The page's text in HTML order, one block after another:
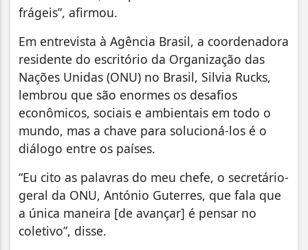
frágeis”, afirmou.
Em entrevista à Agência Brasil, a coordenadora
residente do escritório da Organização das
Nações Unidas (ONU) no Brasil, Silvia Rucks,
lembrou que são enormes os desafios
econômicos, sociais e ambientais em todo o
mundo, mas a chave para solucioná-los é o
diálogo entre os países.
“Eu cito as palavras do meu chefe, o secretário-
geral da ONU, António Guterres, que fala que
a única maneira [de avançar] é pensar no
coletivo”, disse.